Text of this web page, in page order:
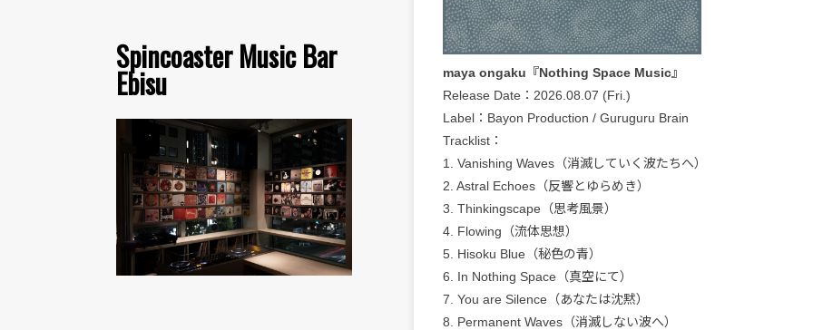
Spincoaster Music Bar
Ebisu
maya ongaku『Nothing Space Music』
Release Date：2026.08.07 (Fri.)
Label：Bayon Production / Guruguru Brain
Tracklist：
1. Vanishing Waves（消滅していく波たちへ）
2. Astral Echoes（反響とゆらめき）
3. Thinkingscape（思考風景）
4. Flowing（流体思想）
5. Hisoku Blue（秘色の青）
6. In Nothing Space（真空にて）
7. You are Silence（あなたは沈黙）
8. Permanent Waves（消滅しない波へ）